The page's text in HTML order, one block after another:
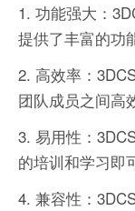
1. 功能强大：
提供了丰富的功
2. 高效率：
团队成员之间高
3. 易用性：
的培训和学习即
4. 兼容性：